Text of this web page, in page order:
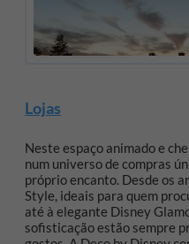
Lojas
Neste espaço animado e
num universo de compras
próprio encanto. Desde os
Style, ideais para quem
até à elegante Disney
sofisticação estão sempre